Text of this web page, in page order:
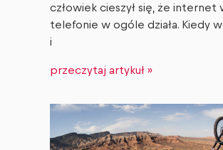
człowiek cieszył się, że internet
telefonie w ogóle działa. Kiedy
i
przeczytaj artykuł »